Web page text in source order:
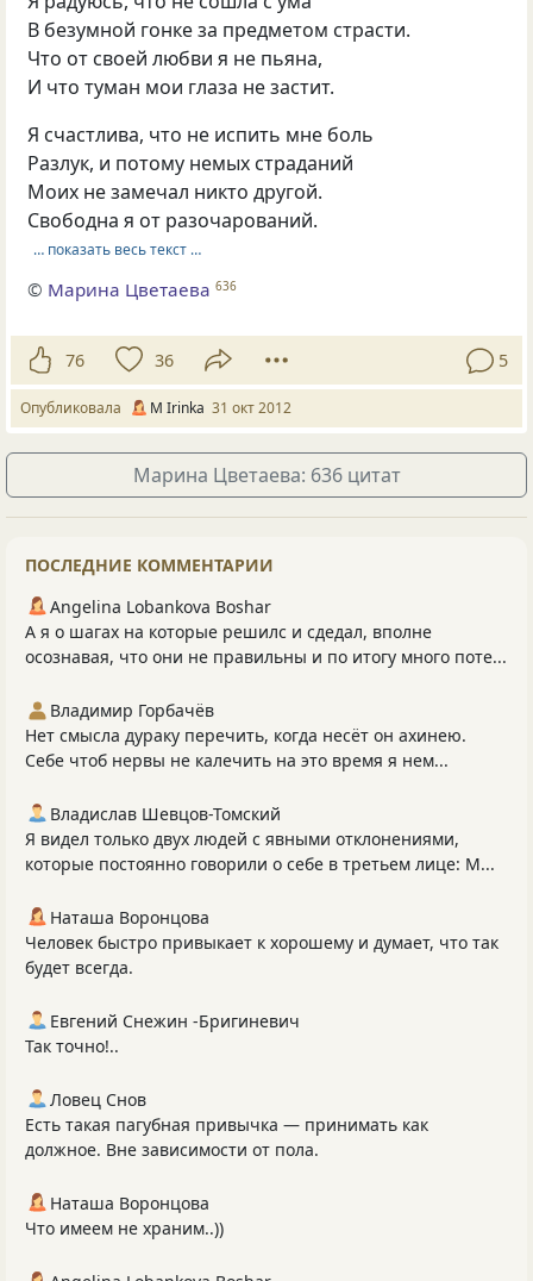
В безумной гонке за предметом страсти.
Что от своей любви я не пьяна,
И что туман мои глаза не застит.
Я счастлива, что не испить мне боль
Разлук, и потому немых страданий
Моих не замечал никто другой.
Свободна я от разочарований.
… показать весь текст …
© Марина Цветаева 636
76 36 5
Опубликовала М Irinka 31 окт 2012
Марина Цветаева: 636 цитат
ПОСЛЕДНИЕ КОММЕНТАРИИ
Angelina Lobankova Boshar
А я о шагах на которые решилс и сдедал, вполне
осознавая, что они не правильны и по итогу много поте...
Владимир Горбачёв
Нет смысла дураку перечить, когда несёт он ахинею.
Себе чтоб нервы не калечить на это время я нем...
Владислав Шевцов-Томский
Я видел только двух людей с явными отклонениями,
которые постоянно говорили о себе в третьем лице: М...
Наташа Воронцова
Человек быстро привыкает к хорошему и думает, что так
будет всегда.
Евгений Снежин -Бригиневич
Так точно!..
Ловец Снов
Есть такая пагубная привычка — принимать как
должное. Вне зависимости от пола.
Наташа Воронцова
Что имеем не храним..))